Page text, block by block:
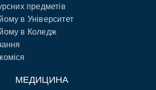
предметів
в Університет
в Коледж
МЕДИЦИНА